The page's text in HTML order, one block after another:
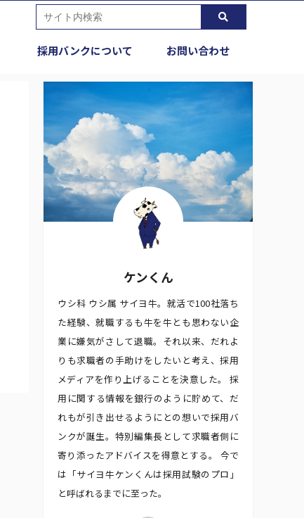
採用バンクについて お問い合わせ
ケンくん
ウシ科 ウシ属 サイヨ牛。就活で100社落ち
た経験、就職するも牛を牛とも思わない企
業に嫌気がさして退職。それ以来、だれよ
りも求職者の手助けをしたいと考え、採用
メディアを作り上げることを決意した。 採
用に関する情報を銀行のように貯めて、だ
れもが引き出せるようにとの想いで採用バ
ンクが誕生。特別編集長として求職者側に
寄り添ったアドバイスを得意とする。 今で
は「サイヨ牛ケンくんは採用試験のプロ」
と呼ばれるまでに至った。